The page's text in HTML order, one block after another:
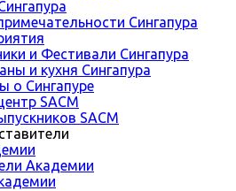
Сингапура
и Фестивали Сингапура
и кухня Сингапура
о Сингапуре
SACM
SACM
Академии